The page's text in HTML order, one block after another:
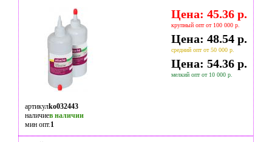
Цена: 45.36 р.
крупный опт от 100 000 р.
Цена: 48.54 р.
средний опт от 50 000 р.
Цена: 54.36 р.
мелкий опт от 10 000 р.
артикулko032443
наличиев наличии
мин опт.1